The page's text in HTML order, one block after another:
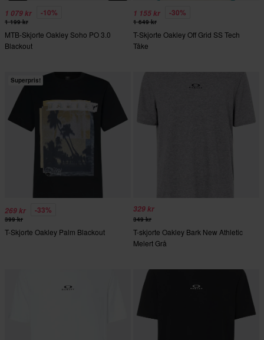
1 079 kr -10%
1 199 kr
MTB-Skjorte Oakley Soho PO 3.0
Blackout
1 155 kr -30%
1 649 kr
T-Skjorte Oakley Off Grid SS Tech
Tåke
Superpris!
269 kr -33%
399 kr
T-Skjorte Oakley Palm Blackout
329 kr
349 kr
T-skjorte Oakley Bark New Athletic
Melert Grå